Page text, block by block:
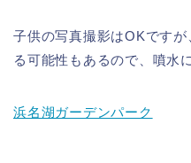
子供の写真撮影はOKです
る可能性もあるので、噴水
浜名湖ガーデンパーク